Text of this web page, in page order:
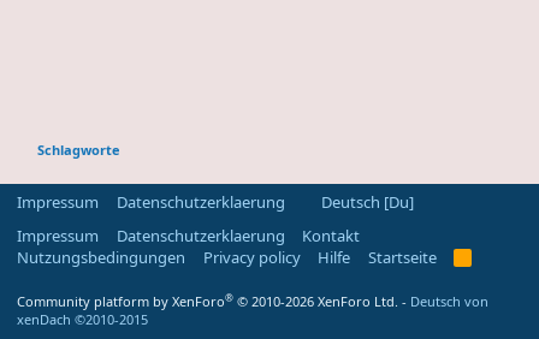
Schlagworte
Impressum Datenschutzerklaerung
Deutsch [Du]
Impressum
Datenschutzerklaerung
Kontakt
Nutzungsbedingungen
Privacy policy Hilfe Startseite
R
-
Community platform by XenForo® © 2010-2026 XenForo Ltd. - Deutsch von
xenDach ©2010-2015